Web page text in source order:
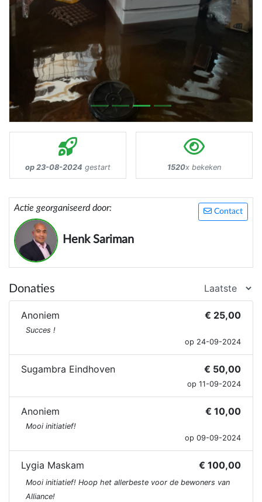
op 23-08-2024 gestart 1520x bekeken
Contact
Actie georganiseerd door:
Henk Sariman
Donaties
Anoniem € 25,00
Succes !
op 24-09-2024
Sugambra Eindhoven € 50,00
op 11-09-2024
Anoniem € 10,00
Mooi initiatief!
op 09-09-2024
Lygia Maskam € 100,00
Mooi initiatief! Hoop het allerbeste voor de bewoners van
Alliance!